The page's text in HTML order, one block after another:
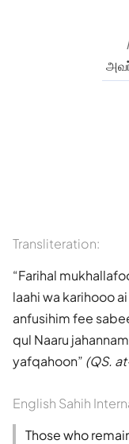
Transliteration:
Farihal
laahi wa karihooo
anfusihim fee
qul Naaru
yafqahoon (QS.
English Sahih
Those who